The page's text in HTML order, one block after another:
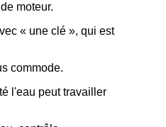
moteur.
« une clé », qui est
commode.
l'eau peut travailler